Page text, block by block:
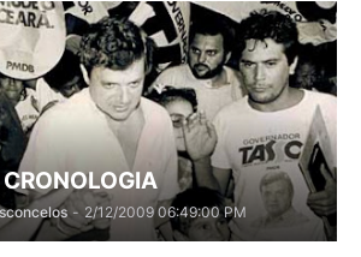
- 2/12/2009 06:49:00 PM